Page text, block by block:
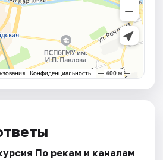
По рекам и каналам